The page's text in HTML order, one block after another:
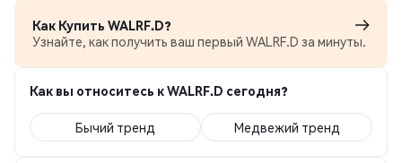
Как Купить WALRF.D?
Узнайте, как получить ваш первый WALRF.D за минуты.
Как вы относитесь к WALRF.D сегодня?
Бычий тренд Медвежий тренд